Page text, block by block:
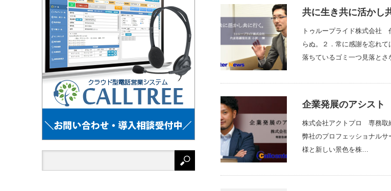
共に生き共に活かし
トゥループライド株式会社
らぬ。２．常に感謝を忘れ
落ちているゴミ一つ見落と
企業発展のアシス
株式会社アクトプロ 専務取
弊社のプロフェッショナル
様と新しい景色を株…